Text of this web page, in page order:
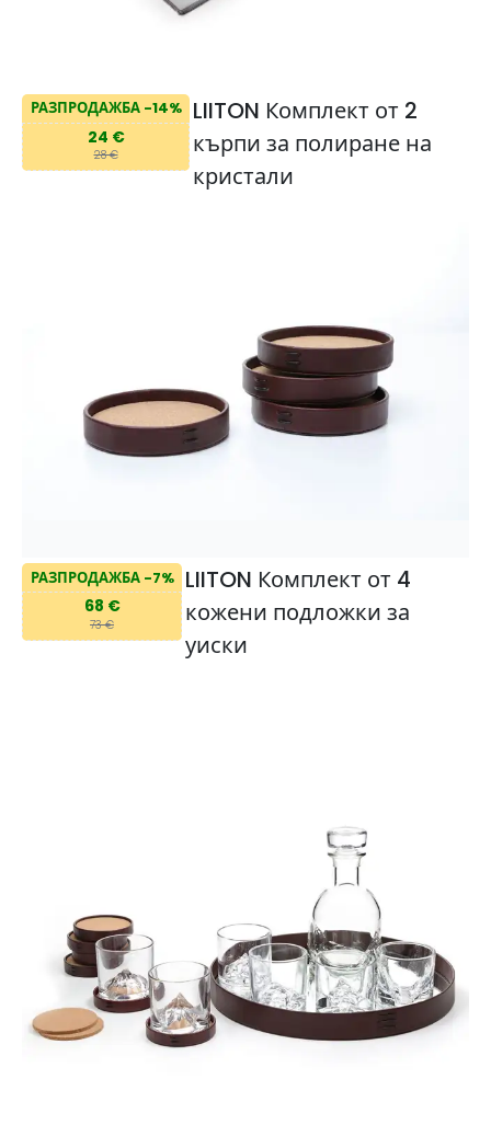
РАЗПРОДАЖБА -14%
24 €
28 €
LIITON Комплект от 2
кърпи за полиране на
кристали
РАЗПРОДАЖБА -7%
68 €
73 €
LIITON Комплект от 4
кожени подложки за
уиски